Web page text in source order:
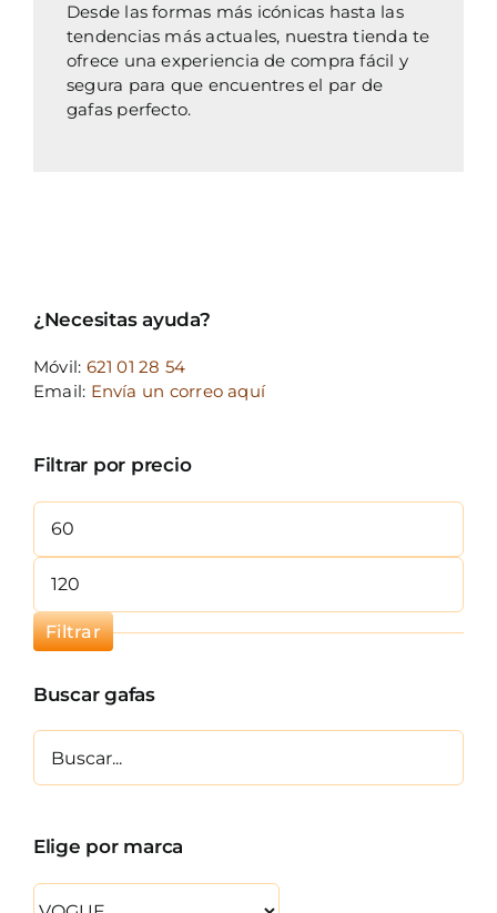
Desde las formas más icónicas hasta las
tendencias más actuales, nuestra tienda te
ofrece una experiencia de compra fácil y
segura para que encuentres el par de
gafas perfecto.
¿Necesitas ayuda?
Móvil: 621 01 28 54
Email: Envía un correo aquí
Filtrar por precio
Precio
mínimo
Precio
máximo
Filtrar
Buscar gafas
Elige por marca